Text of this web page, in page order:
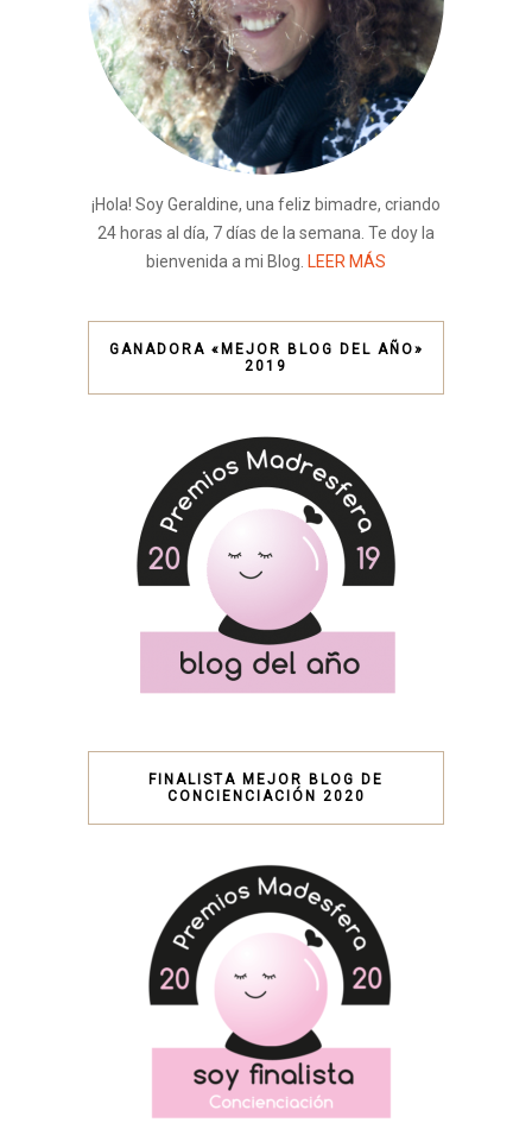
¡Hola! Soy Geraldine, una feliz bimadre, criando
24 horas al día, 7 días de la semana. Te doy la
bienvenida a mi Blog. LEER MÁS
GANADORA «MEJOR BLOG DEL AÑO»
2019
FINALISTA MEJOR BLOG DE
CONCIENCIACIÓN 2020